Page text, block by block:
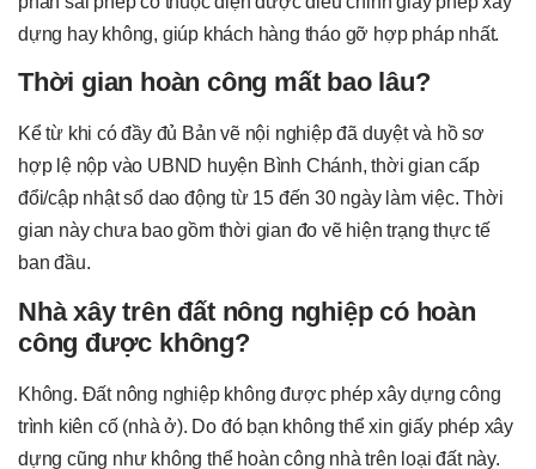
dựng hay không, giúp khách hàng tháo gỡ hợp pháp nhất.
Thời gian hoàn công mất bao lâu?
Kể từ khi có đầy đủ Bản vẽ nội nghiệp đã duyệt và hồ sơ
hợp lệ nộp vào UBND huyện Bình Chánh, thời gian cấp
đổi/cập nhật sổ dao động từ 15 đến 30 ngày làm việc. Thời
gian này chưa bao gồm thời gian đo vẽ hiện trạng thực tế
ban đầu.
Nhà xây trên đất nông nghiệp có hoàn
công được không?
Không. Đất nông nghiệp không được phép xây dựng công
trình kiên cố (nhà ở). Do đó bạn không thể xin giấy phép xây
dựng cũng như không thể hoàn công nhà trên loại đất này.